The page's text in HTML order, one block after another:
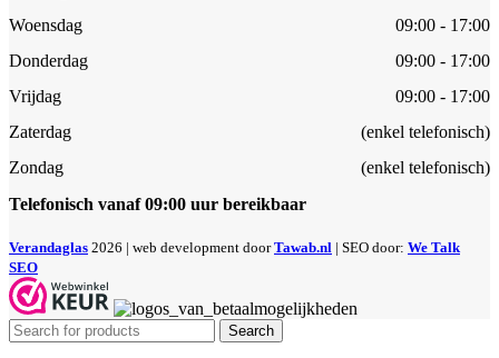
Woensdag
09:00 - 17:00
Donderdag
09:00 - 17:00
Vrijdag
09:00 - 17:00
Zaterdag
(enkel telefonisch)
Zondag
(enkel telefonisch)
Telefonisch vanaf 09:00 uur bereikbaar
Verandaglas 2026 | web development doorTawab.nl | SEO door: We Talk
SEO
Search